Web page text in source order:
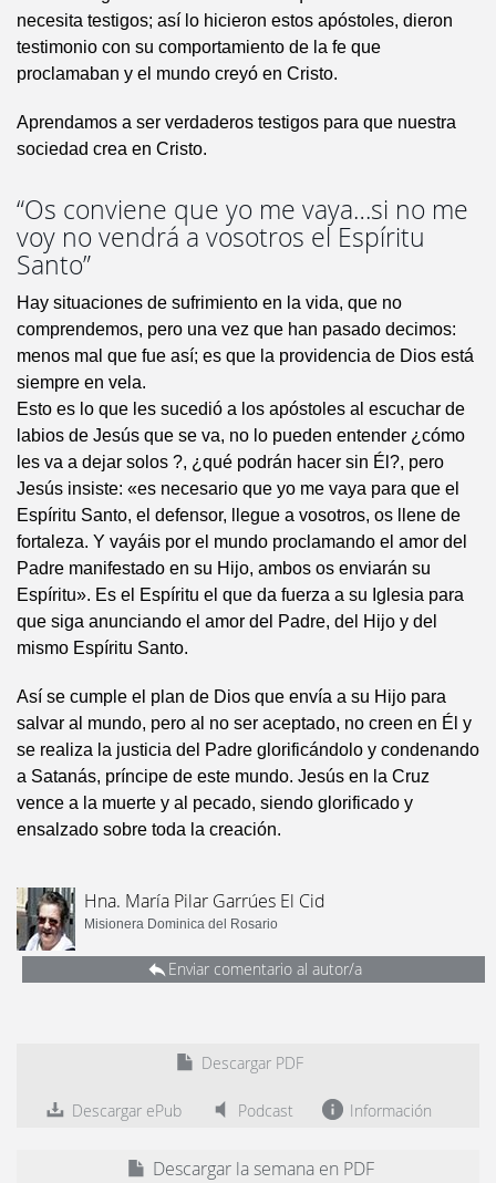
necesita testigos; así lo hicieron estos apóstoles, dieron
testimonio con su comportamiento de la fe que
proclamaban y el mundo creyó en Cristo.
Aprendamos a ser verdaderos testigos para que nuestra
sociedad crea en Cristo.
“Os conviene que yo me vaya…si no me
voy no vendrá a vosotros el Espíritu
Santo”
Hay situaciones de sufrimiento en la vida, que no
comprendemos, pero una vez que han pasado decimos:
menos mal que fue así; es que la providencia de Dios está
siempre en vela.
Esto es lo que les sucedió a los apóstoles al escuchar de
labios de Jesús que se va, no lo pueden entender ¿cómo
les va a dejar solos ?, ¿qué podrán hacer sin Él?, pero
Jesús insiste: «es necesario que yo me vaya para que el
Espíritu Santo, el defensor, llegue a vosotros, os llene de
fortaleza. Y vayáis por el mundo proclamando el amor del
Padre manifestado en su Hijo, ambos os enviarán su
Espíritu». Es el Espíritu el que da fuerza a su Iglesia para
que siga anunciando el amor del Padre, del Hijo y del
mismo Espíritu Santo.
Así se cumple el plan de Dios que envía a su Hijo para
salvar al mundo, pero al no ser aceptado, no creen en Él y
se realiza la justicia del Padre glorificándolo y condenando
a Satanás, príncipe de este mundo. Jesús en la Cruz
vence a la muerte y al pecado, siendo glorificado y
ensalzado sobre toda la creación.
Hna. María Pilar Garrúes El Cid
Misionera Dominica del Rosario
Enviar comentario al autor/a
Descargar PDF
Descargar ePub Podcast Información
Descargar la semana en PDF